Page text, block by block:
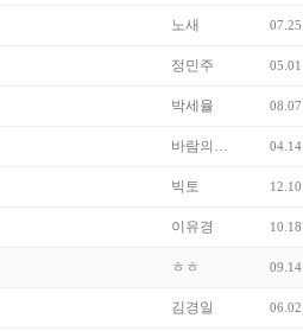
노새 07.25
정민주 05.01
박세율 08.07
바람의… 04.14
빅토 12.10
이유경 10.18
ㅎㅎ 09.14
김경일 06.02